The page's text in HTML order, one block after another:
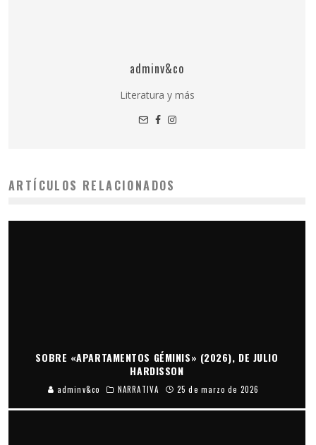
adminv&co
Literatura y más
ARTÍCULOS RELACIONADOS
SOBRE «APARTAMENTOS GÉMINIS» (2026), DE JULIO
HARDISSON
adminv&co NARRATIVA 25 de marzo de 2026